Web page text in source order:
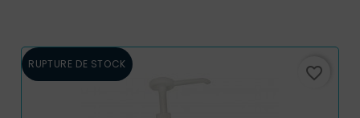
RUPTURE DE STOCK favorite_border